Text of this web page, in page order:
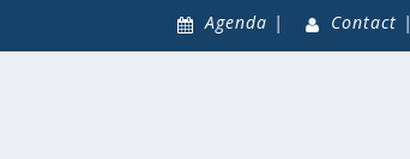
Agenda | Contact |